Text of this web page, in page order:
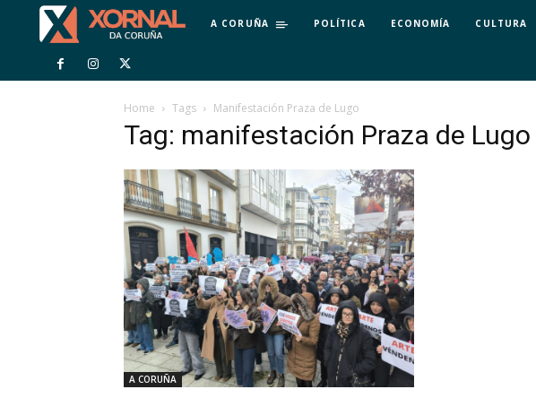
A CORUÑA POLÍTICA ECONOMÍA CULTURA
Home Tags Manifestación Praza de Lugo
Tag: manifestación Praza de Lugo
A CORUÑA